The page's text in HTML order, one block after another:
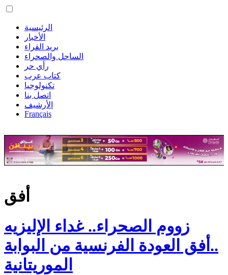
الرئيسية
الأخبار
بريد القراء
الساحل والصحراء
رأي حر
كتاب عرب
تكنولوجيا
اتصل بنا
الأرشيف
Français
أفق
زووم الصحراء.. غداء الإليزيه
..أفق العودة الفرنسية من البوابة
الموريتانية